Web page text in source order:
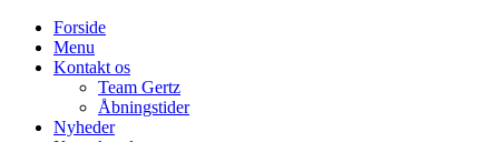
Forside
Menu
Kontakt os
Team Gertz
Åbningstider
Nyheder